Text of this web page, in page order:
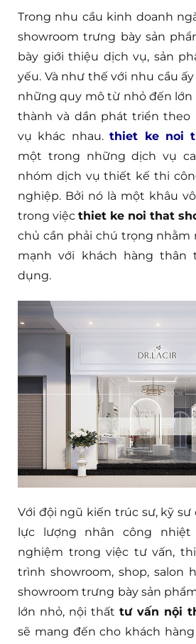
Trong nhu cầu kinh doanh
showroom trưng bày sản
bày giới thiệu dịch vụ, sản
yếu. Và như thế với nhu cầu
những quy mô từ nhỏ đến
thành và dần phát triển theo
vụ khác nhau.thiet ke noi
một trong những dịch vụ
nhóm dịch vụ thiết kế thi
nghiệp. Bởi nó là một khâu
trong việc thiet ke noi that
chủ cần phải chú trọng nhằm
mạnh với khách hàng thân
dụng.
Với đội ngũ kiến trúc sư, kỹ sư
lực lượng nhân công
nghiệm trong việc tư vấn,
trình showroom, shop, salon
showroom trưng bày sản
lớn nhỏ, nội thất tư vấn nội
sẽ mang đến cho khách